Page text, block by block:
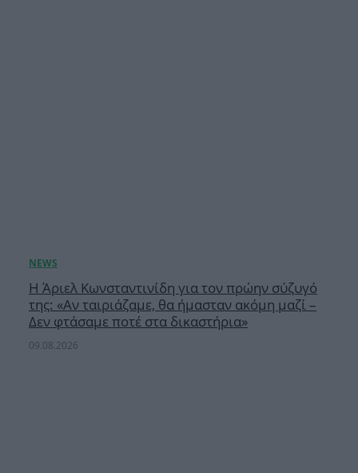
Η Άριελ Κωνσταντινίδη για τον πρώην σύζυγό
της: «Αν ταιριάζαμε, θα ήμασταν ακόμη μαζί –
Δεν φτάσαμε ποτέ στα δικαστήρια»
09.08.2026